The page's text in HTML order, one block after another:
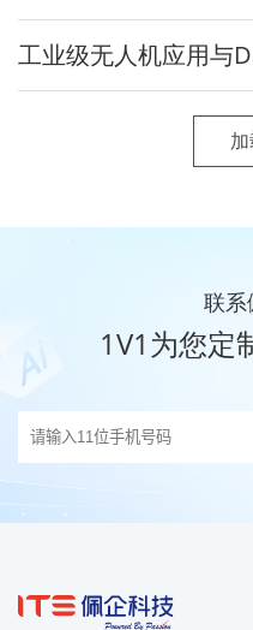
工业级无人机应用与
联系
1V1为您定